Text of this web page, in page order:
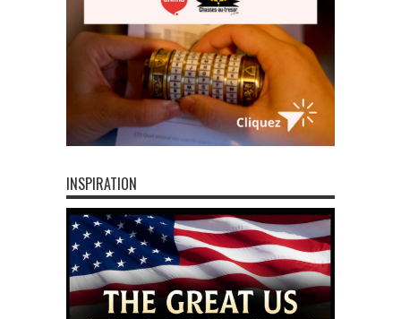
INSPIRATION